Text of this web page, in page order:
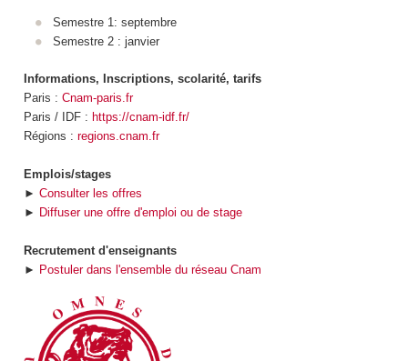
Semestre 1: septembre
Semestre 2 : janvier
Informations, Inscriptions, scolarité, tarifs
Paris : Cnam-paris.fr
Paris / IDF : https://cnam-idf.fr/
Régions : regions.cnam.fr
Emplois/stages
► Consulter les offres
► Diffuser une offre d'emploi ou de stage
Recrutement d'enseignants
► Postuler dans l'ensemble du réseau Cnam